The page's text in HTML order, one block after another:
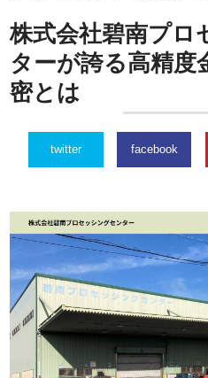
株式会社碧南プロ
ターが誇る高精度
密とは
twitter facebook